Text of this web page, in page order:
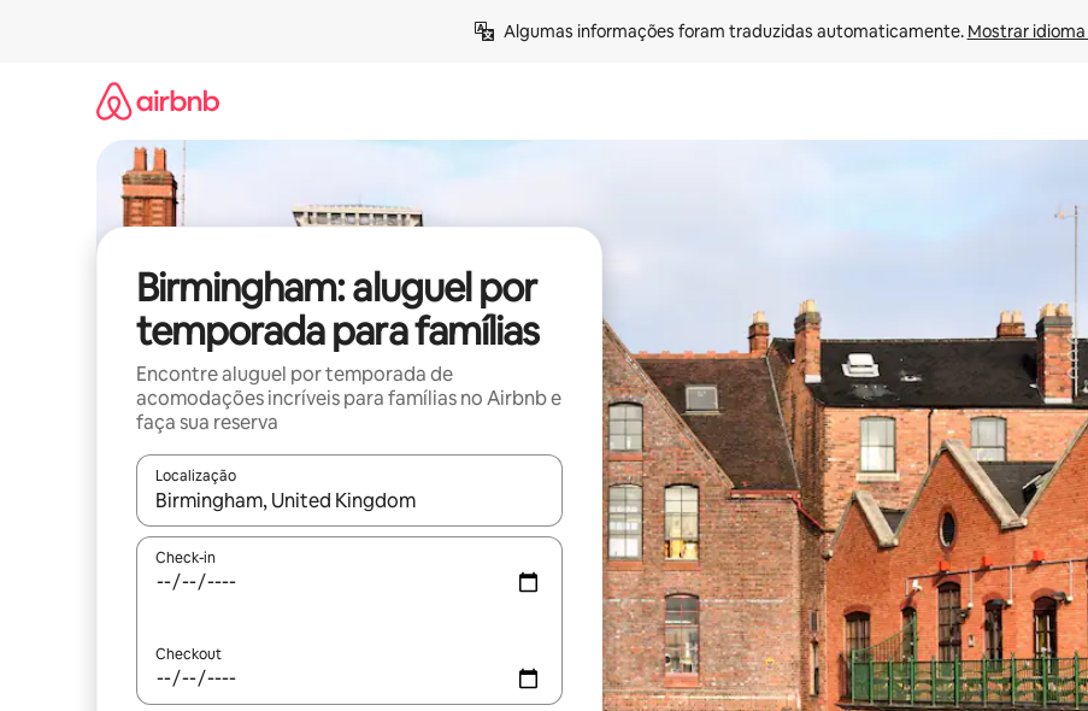
Algumas informações foram traduzidas automaticamente. Mostrar
Birmingham: aluguel por
temporada para famílias
Encontre aluguel por temporada de
acomodações incríveis para famílias no Airbnb e
faça sua reserva
Localização
Quando os resultados estiverem disponíveis, explore-os usando as seta para cima e para baixo do teclado ou tocando e
Check-in
Checkout